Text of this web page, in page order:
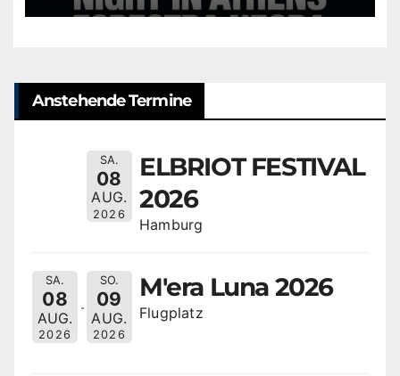
Anstehende Termine
SA.
08
AUG.
2026
ELBRIOT FESTIVAL
2026
Hamburg
SA.
08
AUG.
2026
SO.
09
AUG.
2026
M'era Luna 2026
Flugplatz